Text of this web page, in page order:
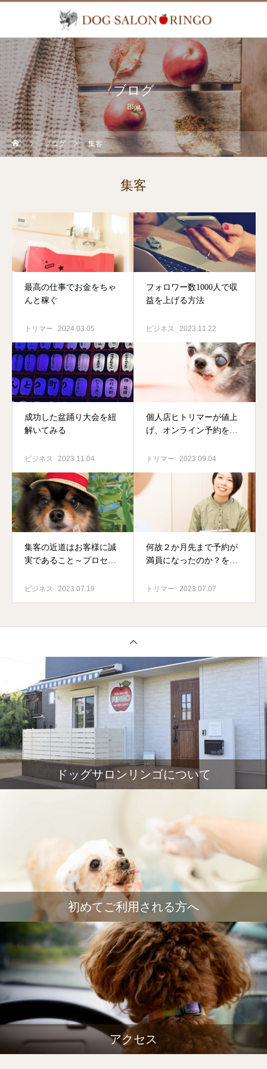
ブログ
Blog
ブログ 集客
集客
最高の仕事でお金をちゃ
んと稼ぐ
トリマー 2024.03.05
フォロワー数1000人で収
益を上げる方法
ビジネス 2023.11.22
成功した盆踊り大会を紐
解いてみる
ビジネス 2023.11.04
個人店ヒトリマーが値上
げ、オンライン予約を実
トリマー 2023.09.04
集客の近道はお客様に誠
実であること～プロセス
ビジネス 2023.07.19
何故２か月先まで予約が
満員になったのか？を考
トリマー 2023.07.07
ドッグサロンリンゴについて
初めてご利用される方へ
アクセス